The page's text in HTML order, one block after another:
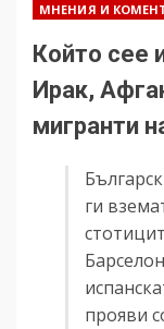
МНЕНИЯ И
Който сее
Ирак,
мигранти
ги
прояви